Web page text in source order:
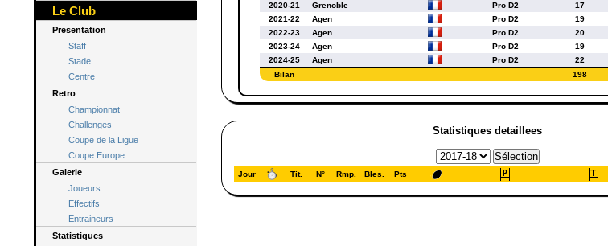
Le Club
Presentation
Staff
Stade
Centre
Retro
Championnat
Challenges
Coupe de la Ligue
Coupe Europe
Galerie
Joueurs
Effectifs
Entraineurs
Statistiques
2020-21
Grenoble Pro D2 17
2021-22
Agen Pro D2 19
2022-23
Agen Pro D2 20
2023-24
Agen Pro D2 19
2024-25
Agen Pro D2 22
Bilan
198
Statistiques detaillees
Jour Tit. N° Rmp. Bles. Pts